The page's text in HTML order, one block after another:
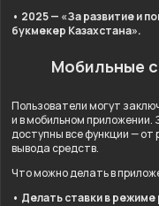
• 2025 — «За развитие и
букмекер Казахстана».
Мобильные
Пользователи могут
и в мобильном приложении.
доступны все функции — от
вывода средств.
Что можно делать в
• Делать ставки в